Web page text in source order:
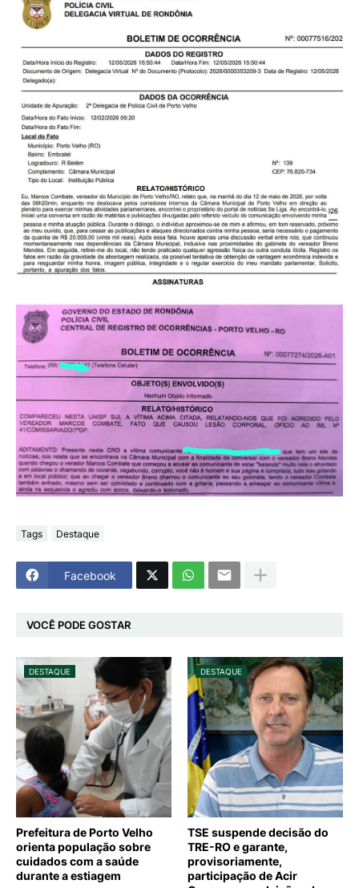
Tags Destaque
Facebook
VOCÊ PODE GOSTAR
DESTAQUE
Prefeitura de Porto Velho
orienta população sobre
cuidados com a saúde
durante a estiagem
DESTAQUE
TSE suspende decisão do
TRE-RO e garante,
provisoriamente,
participação de Acir